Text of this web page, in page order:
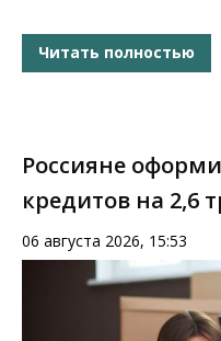
Читать полностью
Россияне
кредитов на 2,6
06 августа 2026, 15:53